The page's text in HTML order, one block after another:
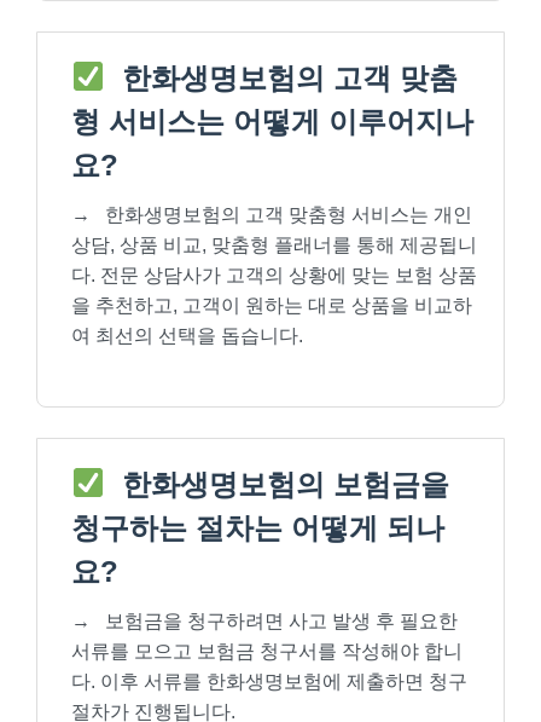
한화생명보험의 고객 맞춤
형 서비스는 어떻게 이루어지나
요?
→
한화생명보험의 고객 맞춤형 서비스는 개인
상담, 상품 비교, 맞춤형 플래너를 통해 제공됩니
다. 전문 상담사가 고객의 상황에 맞는 보험 상품
을 추천하고, 고객이 원하는 대로 상품을 비교하
여 최선의 선택을 돕습니다.
한화생명보험의 보험금을
청구하는 절차는 어떻게 되나
요?
→
보험금을 청구하려면 사고 발생 후 필요한
서류를 모으고 보험금 청구서를 작성해야 합니
다. 이후 서류를 한화생명보험에 제출하면 청구
절차가 진행됩니다.